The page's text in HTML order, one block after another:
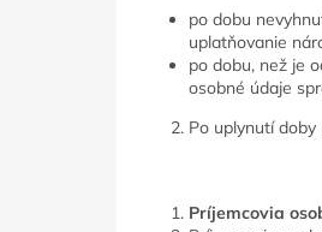
po dobu
uplatňovanie
po dobu, než je
osobné údaje
Po uplynutí
Príjemcovia